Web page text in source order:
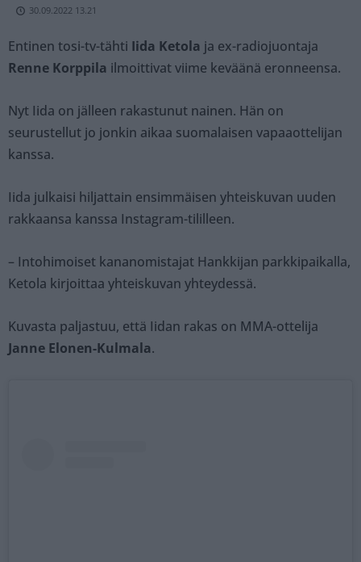
30.09.2022 13.21
Entinen tosi-tv-tähti Iida Ketola ja ex-radiojuontaja
Renne Korppila ilmoittivat viime keväänä eronneensa.
Nyt Iida on jälleen rakastunut nainen. Hän on
seurustellut jo jonkin aikaa suomalaisen vapaaottelijan
kanssa.
Iida julkaisi hiljattain ensimmäisen yhteiskuvan uuden
rakkaansa kanssa Instagram-tililleen.
– Intohimoiset kananomistajat Hankkijan parkkipaikalla,
Ketola kirjoittaa yhteiskuvan yhteydessä.
Kuvasta paljastuu, että Iidan rakas on MMA-ottelija
Janne Elonen-Kulmala.